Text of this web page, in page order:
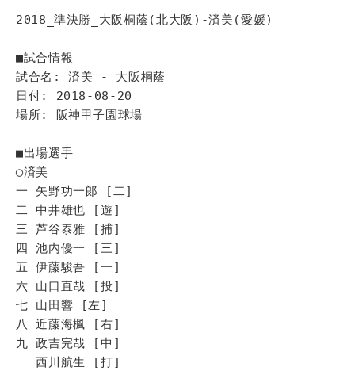
2018_準決勝_大阪桐蔭(北大阪)-済美(愛媛)
■試合情報
試合名: 済美 - 大阪桐蔭
日付: 2018-08-20
場所: 阪神甲子園球場
■出場選手
◯済美
一 矢野功一郞 [二]
二 中井雄也 [遊]
三 芦谷泰雅 [捕]
四 池内優一 [三]
五 伊藤駿吾 [一]
六 山口直哉 [投]
七 山田響 [左]
八 近藤海楓 [右]
九 政吉完哉 [中]
西川航生 [打]